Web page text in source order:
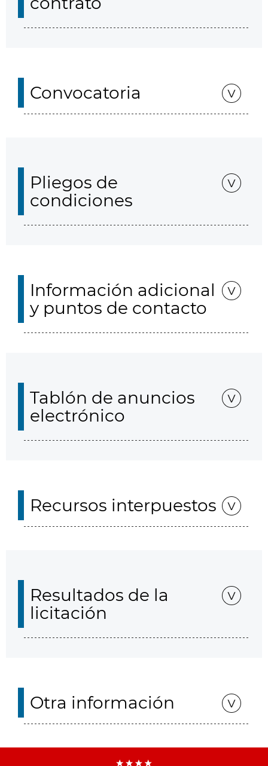
Convocatoria
Pliegos de
condiciones
Información adicional
y puntos de contacto
Tablón de anuncios
electrónico
Recursos interpuestos
Resultados de la
licitación
Otra información